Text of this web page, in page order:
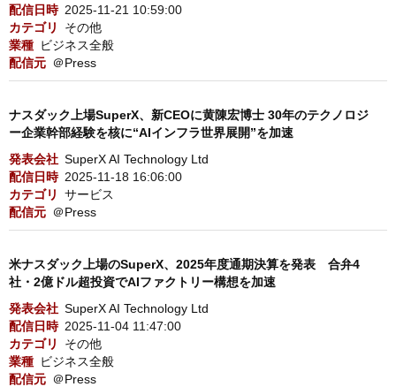
配信日時 2025-11-21 10:59:00
カテゴリ
その他
業種 ビジネス全般
配信元 ＠Press
ナスダック上場SuperX、新CEOに黄陳宏博士 30年のテクノロジ
ー企業幹部経験を核に“AIインフラ世界展開”を加速
発表会社 SuperX AI Technology Ltd
配信日時 2025-11-18 16:06:00
カテゴリ
サービス
配信元 ＠Press
米ナスダック上場のSuperX、2025年度通期決算を発表 合弁4
社・2億ドル超投資でAIファクトリー構想を加速
発表会社 SuperX AI Technology Ltd
配信日時 2025-11-04 11:47:00
カテゴリ
その他
業種 ビジネス全般
配信元 ＠Press